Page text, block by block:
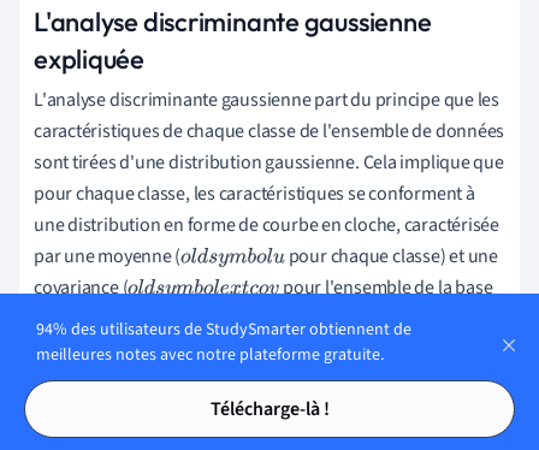
Tables des matières
Tables des matières
L'analyse discriminante gaussienne
expliquée
L'analyse discriminante gaussienne part du principe que les
caractéristiques de chaque classe de l'ensemble de données
sont tirées d'une distribution gaussienne. Cela implique que
pour chaque classe, les caractéristiques se conforment à
une distribution en forme de courbe en cloche, caractérisée
par une moyenne (oldsymbolu pour chaque classe) et une
covariance (oldsymbolextcov
pour l'ensemble de la base
de données). L'objectif principal de la GDA est d'estimer ces
paramètres et de les utiliser pour déterminer la classe la
plus probable pour une observation donnée.
94% des utilisateurs de StudySmarter obtiennent de
meilleures notes avec notre plateforme gratuite.
Télécharge-là !